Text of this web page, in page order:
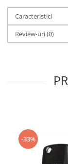
Caracteristici
Review-uri(0)
-33%